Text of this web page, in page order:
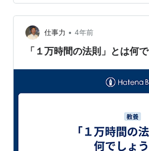
り、ブラック・ライブズ・マタ
ば、それで終わってしまいそう
カではそう受け止められた。だ
間に何が起きていたのか、その
仕事力 • 4年前
「１万時間の法則」とは何